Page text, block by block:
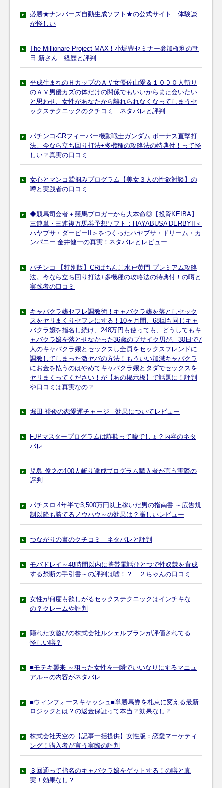
必勝★ナンバーズ自動生成ソフト★の公式サイト 体験談
が怪しい
The Millionare Project MAX！小堀豊セミナー参加権利の朝
日 新さん 経歴と評判
平成生まれのＨカップのＡＶ女優佐山愛＆１０００人斬り
のＡＶ男優カズの体だけの関係でもいいからまた会いたい
と思わせ、女性があなたから離れられなくなってしまうセ
ックステクニックのクチコミ ネタバレと評判
パチンコ-CRフィーバー機動戦士ガンダム ボーナス直撃打
法。今なら立ち回り打法+多機種の攻略法の特典付！って怪
しい？真実の口コミ
女心とマンコ鷲掴みプログラム【美女３人の性欲対談】の
噂と実践者の口コミ
◆競馬司会者＋競馬ブロガーから大本命◎【投資KEIBA】
三連単・三連複万馬券予想ソフト：HAYABUSA DERBYII＜
ハヤブサ・ダービーII＞をつくったハヤブサ・ドリーム・カ
ンパニー 金井健一の真実！ネタバレとレビュー
パチンコ-【特別版】CRぱちんこ水戸黄門 プレミアム攻略
法。今なら立ち回り打法+多機種の攻略法の特典付！の噂と
実践者の口コミ
キャバクラ嬢セフレ調教術！キャバクラ嬢を落としセック
スをヤリまくりセフレにする！10ヶ月間、68回も同じキャ
バクラ嬢を指名し続け、248万円も使っても、どうしてもキ
ャバクラ嬢を落とせなかった36歳のブサイク男が、30日で7
人のキャバクラ嬢とセックスし全員をセックスフレンドに
調教してしまった激ヤバの方法！もういい加減キャバクラ
にお金を払うのはやめてキャバクラ嬢とタダでセックスを
ヤリまくってください！が【あの掲示板】で話題に！評判
や口コミは真実なの？
堀田 裕俊の恋愛運チャージ 効果についてレビュー
FJPマスタープログラムは詐欺って嘘でしょ？内容のネタ
バレ
児島 俊之の100人斬り達成プログラム購入者が言う実際の
評判
パチスロ 4年半で3,500万円以上稼いだ男の指南書 ～広告規
制以降も勝てるノウハウ～の効果は？厳しいレビュー
つながりの書のクチコミ ネタバレと評判
モバドレイ～48時間以内に携帯電話ひとつで性奴隷を育成
する禁断の手引書～の評判は嘘！？ ２ちゃんの口コミ
女性が何度も欲しがるセックステクニックはインチキな
の？クレームや評判
隠れた女遊びの株式会社ルシェルプランが評価されてる
怪しい噂？
■モテキ襲来 ～狙った女性を一瞬でいいなりにするマニュ
アル～の内容がネタバレ
■ウィンフォースキャッシュ■単勝馬券を札束に変える最新
ロジックとは？の返金保証って本当？効果なし？
株式会社天空の【記事一括提供】女性版：恋愛マーケティ
ング！購入者が言う実際の評判
３回通って指名のキャバクラ嬢をゲットする！の噂と真
実！効果なし？